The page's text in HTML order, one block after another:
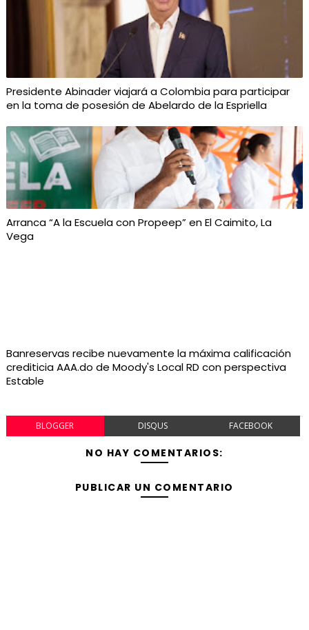
Presidente Abinader viajará a Colombia para participar
en la toma de posesión de Abelardo de la Espriella
Arranca “A la Escuela con Propeep” en El Caimito, La
Vega
Banreservas recibe nuevamente la máxima calificación
crediticia AAA.do de Moody's Local RD con perspectiva
Estable
BLOGGER DISQUS FACEBOOK
NO HAY COMENTARIOS:
PUBLICAR UN COMENTARIO